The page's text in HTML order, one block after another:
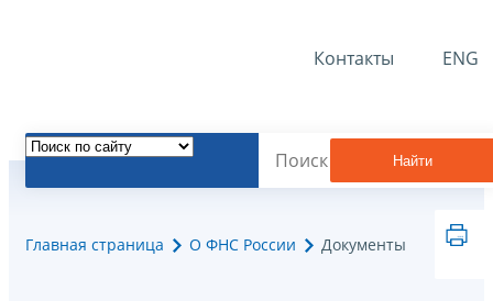
Контакты ENG
Найти
Главная страница О ФНС России Документы